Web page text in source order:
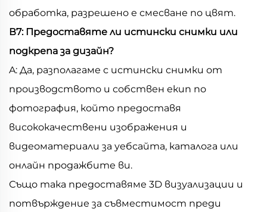
обработка, разрешено е смесване по цвят.
В7: Предоставяте ли истински снимки или
подкрепа за дизайн?
A: Да, разполагаме с истински снимки от
производството и собствен екип по
фотография, който предоставя
висококачествени изображения и
видеоматериали за уебсайта, каталога или
онлайн продажбите ви.
Също така предоставяме 3D визуализации и
потвърждение за съвместимост преди